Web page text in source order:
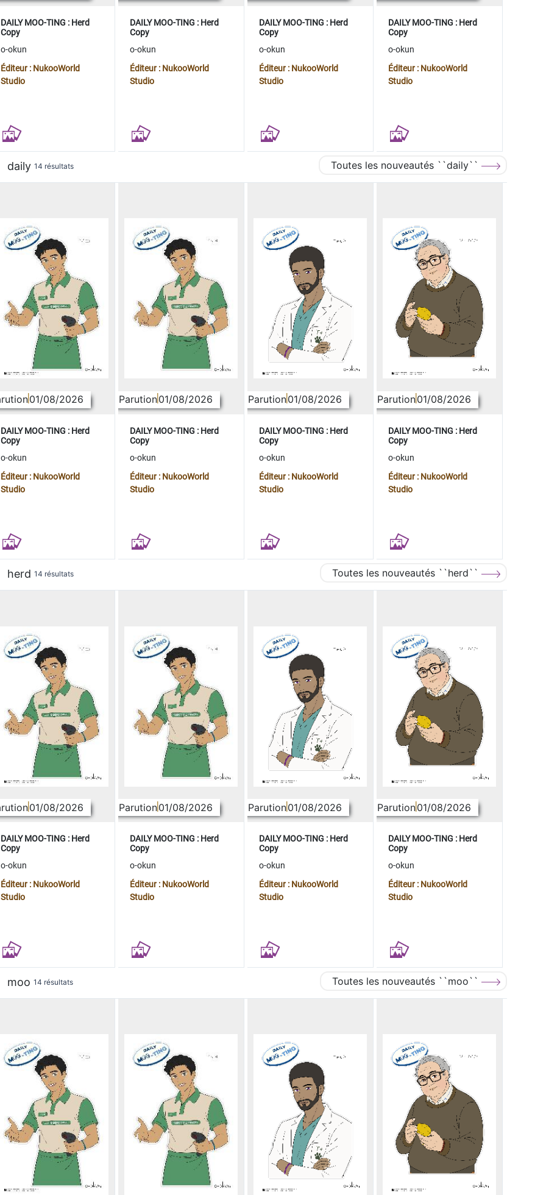
DAILY MOO-TING : Herd
Copy
o-okun
Éditeur : NukooWorld
Studio
DAILY MOO-TING : Herd
Copy
o-okun
Éditeur : NukooWorld
Studio
DAILY MOO-TING : Herd
Copy
o-okun
Éditeur : NukooWorld
Studio
DAILY MOO-TING : Herd
Copy
o-okun
Éditeur : NukooWorld
Studio
daily 14 résultats Toutes les nouveautés ``daily``
01/08/2026
DAILY MOO-TING : Herd
Copy
o-okun
Éditeur : NukooWorld
Studio
Parution01/08/2026
DAILY MOO-TING : Herd
Copy
o-okun
Éditeur : NukooWorld
Studio
Parution01/08/2026
DAILY MOO-TING : Herd
Copy
o-okun
Éditeur : NukooWorld
Studio
Parution01/08/2026
DAILY MOO-TING : Herd
Copy
o-okun
Éditeur : NukooWorld
Studio
herd 14 résultats Toutes les nouveautés ``herd``
01/08/2026
DAILY MOO-TING : Herd
Copy
o-okun
Éditeur : NukooWorld
Studio
Parution01/08/2026
DAILY MOO-TING : Herd
Copy
o-okun
Éditeur : NukooWorld
Studio
Parution01/08/2026
DAILY MOO-TING : Herd
Copy
o-okun
Éditeur : NukooWorld
Studio
Parution01/08/2026
DAILY MOO-TING : Herd
Copy
o-okun
Éditeur : NukooWorld
Studio
moo 14 résultats Toutes les nouveautés ``moo``